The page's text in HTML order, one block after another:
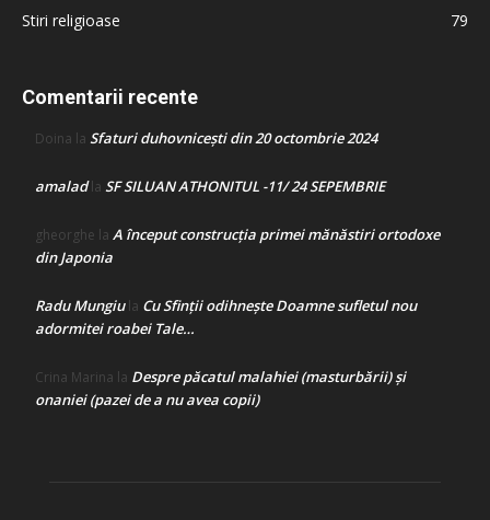
Stiri religioase
79
Comentarii recente
Doina la Sfaturi duhovnicești din 20 octombrie 2024
amaladla SF SILUAN ATHONITUL -11/ 24 SEPEMBRIE
gheorghe la A început construcţia primei mănăstiri ortodoxe
din Japonia
Radu Mungiula Cu Sfinții odihnește Doamne sufletul nou
adormitei roabei Tale…
Crina Marina la Despre păcatul malahiei (masturbării) şi
onaniei (pazei de a nu avea copii)